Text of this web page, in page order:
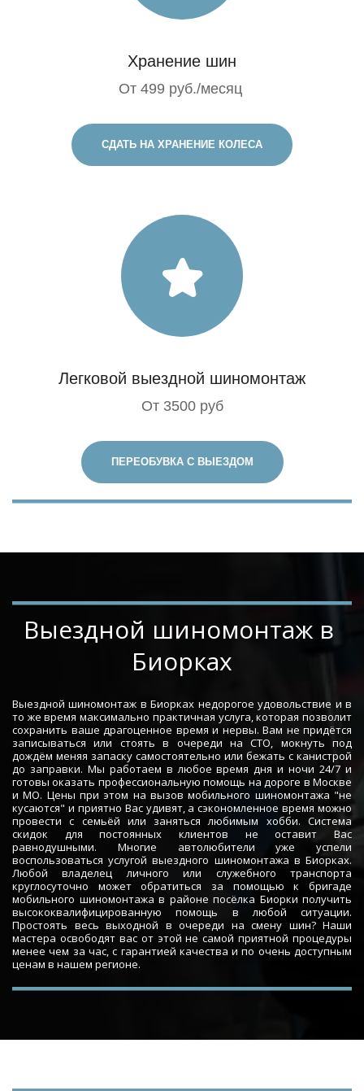
Хранение шин
От 499 руб./месяц
СДАТЬ НА ХРАНЕНИЕ КОЛЕСА
Легковой выездной шиномонтаж
От 3500 руб
ПЕРЕОБУВКА С ВЫЕЗДОМ
­­­­Выездной шиномонтаж в
Биорках
Выездной шиномонтаж в Биорках недорогое удовольствие и в
то же время максимально практичная услуга, которая позволит
сохранить ваше драгоценное время и нервы. Вам не придётся
записываться или стоять в очереди на СТО, мокнуть под
дождём меняя запаску самостоятельно или бежать с канистрой
до заправки. Мы работаем в любое время дня и ночи 24/7 и
готовы оказать профессиональную помощь на дороге в Москве
и МО. Цены при этом на вызов мобильного шиномонтажа "не
кусаются" и приятно Вас удивят, а сэкономленное время можно
провести с семьёй или заняться любимым хобби. Система
скидок для постоянных клиентов не оставит Вас
равнодушными. Многие автолюбители уже успели
воспользоваться услугой выездного шиномонтажа в Биорках.
Любой владелец личного или служебного транспорта
круглосуточно может обратиться за помощью к бригаде
мобильного шиномонтажа в районе посёлка Биорки получить
высококвалифицированную помощь в любой ситуации.
Простоять весь выходной в очереди на смену шин? Наши
мастера освободят вас от этой не самой приятной процедуры
менее чем за час, с гарантией качества и по очень доступным
ценам в нашем регионе.